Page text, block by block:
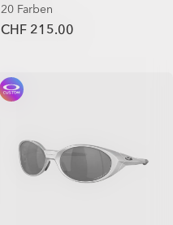
20 Farben
CHF 215.00